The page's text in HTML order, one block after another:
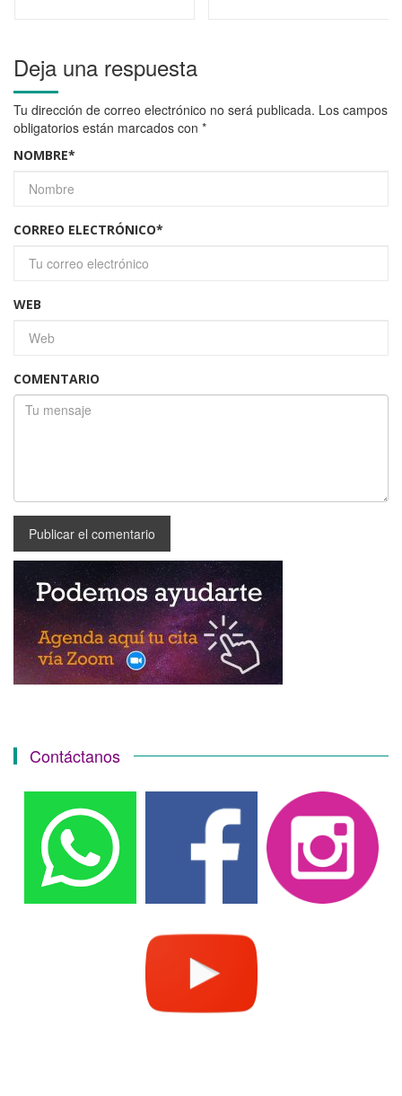
Deja una respuesta
Tu dirección de correo electrónico no será publicada. Los campos
obligatorios están marcados con *
NOMBRE*
CORREO ELECTRÓNICO*
WEB
COMENTARIO
Contáctanos